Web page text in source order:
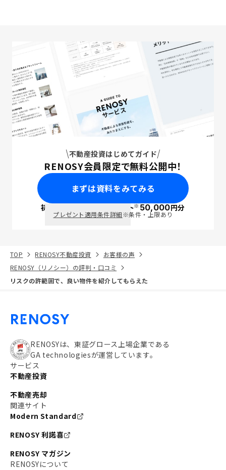
不動産投資はじめてガイド
RENOSY会員限定で無料公開中！
まずは資料をみてみる
初回面談で ポイント※50,000円分
プレゼント適用条件詳細※条件・上限あり
TOP RENOSY不動産投資
お客様の声
RENOSY（リノシー）の評判・口コミ
リスクの許範囲で、良い物件を紹介してもらえた
RENOSYは、東証グロース上場企業である
GA technologiesが運営しています。
サービス
不動産投資
不動産売却
関連サイト
Modern Standard
RENOSY 利諾喜
RENOSY マガジン
RENOSYについて